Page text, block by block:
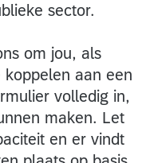
sector.
om jou, als
aan een
volledig in,
maken. Let
en er vindt